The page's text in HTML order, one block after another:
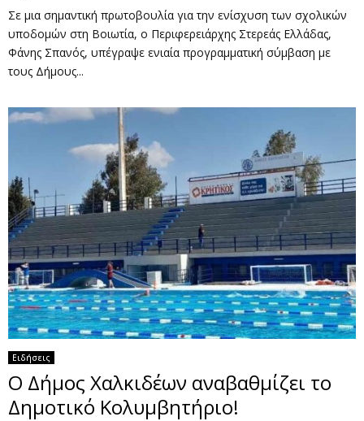
Σε μια σημαντική πρωτοβουλία για την ενίσχυση των σχολικών
υποδομών στη Βοιωτία, ο Περιφερειάρχης Στερεάς Ελλάδας,
Φάνης Σπανός, υπέγραψε ενιαία προγραμματική σύμβαση με
τους Δήμους...
Ειδήσεις
Ο Δήμος Χαλκιδέων αναβαθμίζει το
Δημοτικό Κολυμβητήριο!